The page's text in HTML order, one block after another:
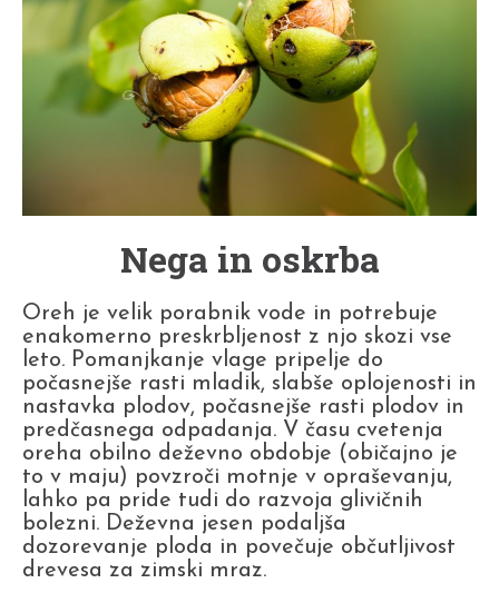
Nega in oskrba
Oreh je velik porabnik vode in potrebuje
enakomerno preskrbljenost z njo skozi vse
leto. Pomanjkanje vlage pripelje do
počasnejše rasti mladik, slabše oplojenosti in
nastavka plodov, počasnejše rasti plodov in
predčasnega odpadanja. V času cvetenja
oreha obilno deževno obdobje (običajno je
to v maju) povzroči motnje v opraševanju,
lahko pa pride tudi do razvoja glivičnih
bolezni. Deževna jesen podaljša
dozorevanje ploda in povečuje občutljivost
drevesa za zimski mraz.